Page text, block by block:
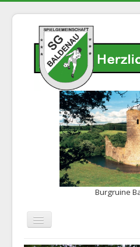
Burgruine
Navigation